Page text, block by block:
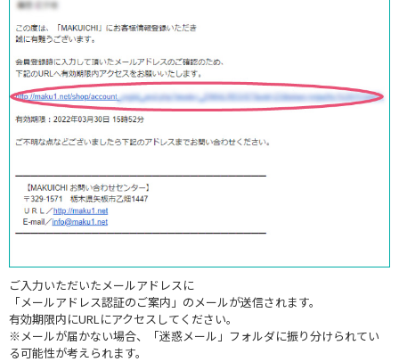
ご入力いただいたメールアドレスに
「メールアドレス認証のご案内」のメールが送信されます。
有効期限内にURLにアクセスしてください。
※メールが届かない場合、「迷惑メール」フォルダに振り分けられてい
る可能性が考えられます。